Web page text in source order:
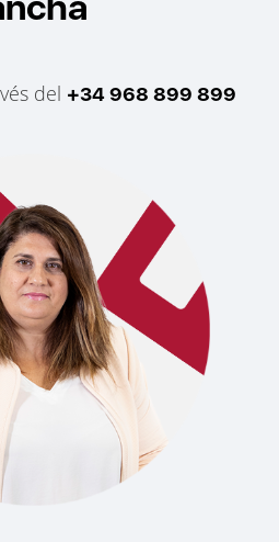
del +34 968 899 899